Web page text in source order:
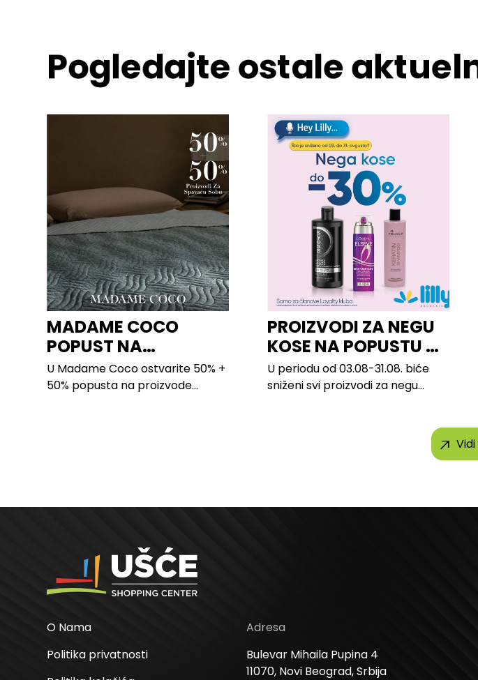
Pogledajte ostale
MADAME COCO
POPUST NA
PROIZVODE ZA
SPAVAĆU SOBU
U Madame Coco ostvarite 50% +
50% popusta na proizvode...
PROIZVODI ZA NEGU
KOSE NA POPUSTU U
LILLY
U periodu od 03.08-31.08. biće
sniženi svi proizvodi za negu
O Nama
Politika privatnosti
Adresa
Bulevar Mihaila Pupina 4
11070, Novi Beograd, Srbija